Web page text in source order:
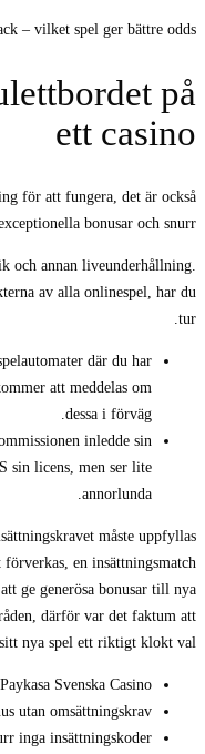
– vilket spel ger bättre odds?
på
ett casino
för att fungera, det är också
bonusar och snurr.
och annan liveunderhållning.
av alla onlinespel, har du
tur.
där du har
att meddelas om
dessa i förväg.
inledde sin
sin licens, men ser lite
annorlunda.
måste uppfyllas
en insättningsmatch
ge generösa bonusar till nya
därför var det faktum att
nya spel ett riktigt klokt val.
Paykasa Svenska Casino
utan omsättningskrav
inga insättningskoder